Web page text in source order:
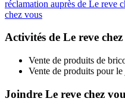
réclamation auprès de Le reve
chez vous
Activités de Le reve
Vente de produits de
Vente de produits pour le
Joindre Le reve chez